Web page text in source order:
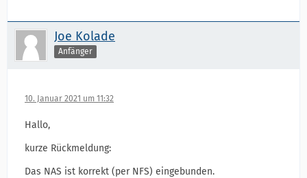
Joe Kolade
Anfänger
10. Januar 2021 um 11:32
Hallo,
kurze Rückmeldung:
Das NAS ist korrekt (per NFS) eingebunden.